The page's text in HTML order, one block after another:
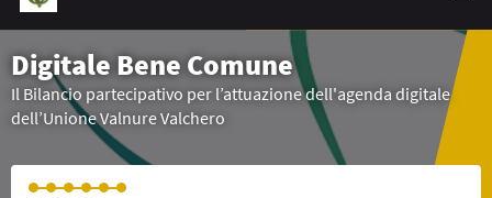
Digitale Bene Comune
Il Bilancio partecipativo per l’attuazione dell'agenda digitale
dell’Unione Valnure Valchero